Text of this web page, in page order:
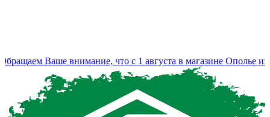
Ваше внимание, что с 1 августа в магазине Ополье